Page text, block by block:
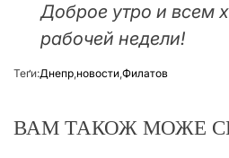
Доброе утро и всем
рабочей недели!
Теґи:Днепр,новости,Филатов
ВАМ ТАКОЖ МОЖЕ